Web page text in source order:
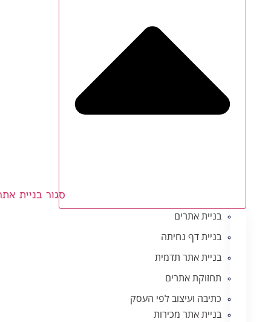
סגור בניית
בניית אתרים
בניית דף נחיתה
בניית אתר תדמית
תחזוקת אתרים
כתיבה ועיצוב לפי העסק
בניית אתר מכירות